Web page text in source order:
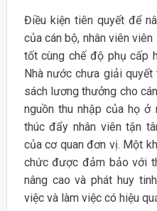
Điều kiện tiên quyết để
của cán bộ, nhân viên
tốt cùng chế độ phụ cấp
Nhà nước chưa giải
sách lương thưởng cho
nguồn thu nhập của họ
thúc đẩy nhân viên tận
của cơ quan đơn vị. Một
chức được đảm bảo với
nâng cao và phát huy
việc và làm việc có hiệu